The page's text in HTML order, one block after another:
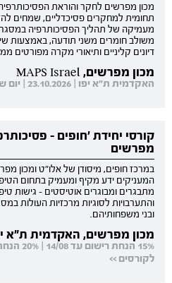
תחומית למחקרים פסיכדליים, שמחים
מעמיקה של תהליך הפסיכותרפיה
משולב חומרים משני תודעה, באמצעות
דיונים קליניים ותיאורי מקרה מפורטים
מכון מפרשים, MAPS Israel
האקדמית ת"א יפו | 23.10.2026 | יום שישי | 08:30-14:00
קורסי יחידת 'חופים -
מפרשים
במרכז חופים, מיסודן של אלו"ט ומכון
המעניקים ידע מקיף ומעמיק בתחום
מתבגרים ומבוגרים אוטיסטים - גישות
והתערבויות לסוגיות מרכזיות העולות
ובני משפחותיהם.
מכון מפרשים, האקדמית ת"א
15%
לקורסים >>